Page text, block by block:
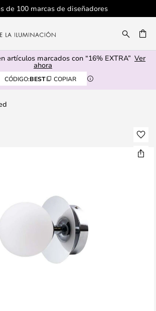
de 100 marcas de diseñadores
artículos marcados con “16% EXTRA” Ver
ahora
CÓDIGO:BEST COPIAR